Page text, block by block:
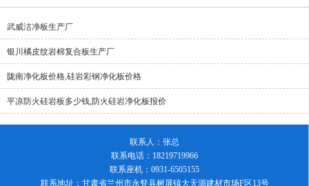
武威洁净板生产厂
银川橘皮纹岩棉复合板生产厂
陇南净化板价格,硅岩彩钢净化板价格
平凉防火硅岩板多少钱,防火硅岩净化板报价
联系人：张总
联系电话：18219719966
联系座机：0931-6505155
联系地址：甘肃省兰州市永豋县树屏镇大天源建材市场F区13号